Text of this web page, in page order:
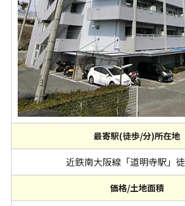
最寄駅(徒歩/分)所在地
近鉄南大阪線「道明寺駅」
価格/土地面積